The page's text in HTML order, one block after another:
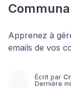
Apprenez à
emails de vos
Écrit par
Dernière